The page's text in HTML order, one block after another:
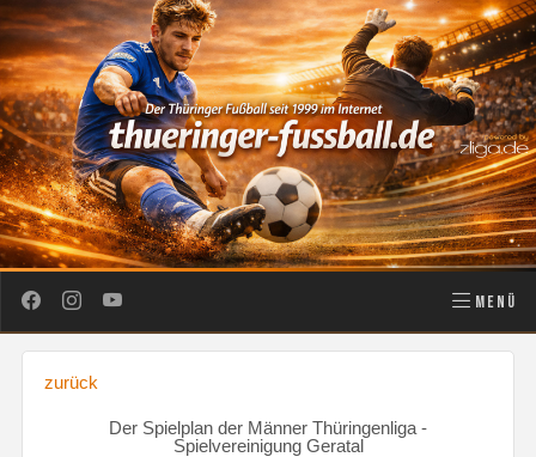
MENÜ
zurück
Der Spielplan der Männer Thüringenliga -
Spielvereinigung Geratal